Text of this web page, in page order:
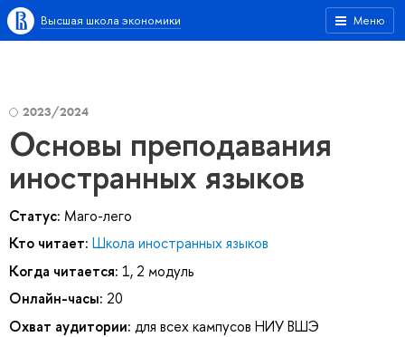
Меню
Высшая школа экономики
2023/2024
Основы преподавания
иностранных языков
Статус: Маго-лего
Кто читает: Школа иностранных языков
Когда читается: 1, 2 модуль
Онлайн-часы: 20
Охват аудитории: для всех кампусов НИУ ВШЭ